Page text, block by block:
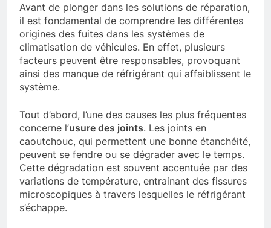
Avant de plonger dans les solutions de réparation,
il est fondamental de comprendre les différentes
origines des fuites dans les systèmes de
climatisation de véhicules. En effet, plusieurs
facteurs peuvent être responsables, provoquant
ainsi des manque de réfrigérant qui affaiblissent le
système.
Tout d’abord, l’une des causes les plus fréquentes
concerne l’usure des joints. Les joints en
caoutchouc, qui permettent une bonne étanchéité,
peuvent se fendre ou se dégrader avec le temps.
Cette dégradation est souvent accentuée par des
variations de température, entrainant des fissures
microscopiques à travers lesquelles le réfrigérant
s’échappe.